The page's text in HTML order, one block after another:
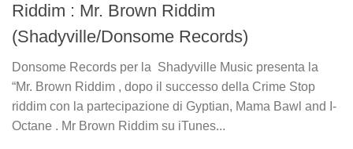
Riddim : Mr. Brown Riddim
(Shadyville/Donsome Records)
Donsome Records per la Shadyville Music presenta la
“Mr. Brown Riddim , dopo il successo della Crime Stop
riddim con la partecipazione di Gyptian, Mama Bawl and I-
Octane . Mr Brown Riddim su iTunes...